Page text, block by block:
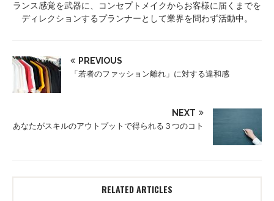
ランス感覚を武器に、コンセプトメイクからお客様に届くまでを
ディレクションするプランナーとして業界を問わず活動中。
PREVIOUS
「若者のファッション離れ」に対する違和感
NEXT
あなたがスキルのアウトプットで得られる３つのコト
RELATED ARTICLES